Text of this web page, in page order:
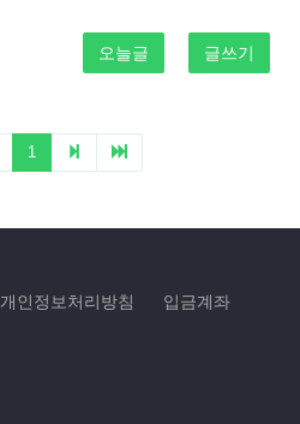
오늘글 글쓰기
1
개인정보처리방침 입금계좌